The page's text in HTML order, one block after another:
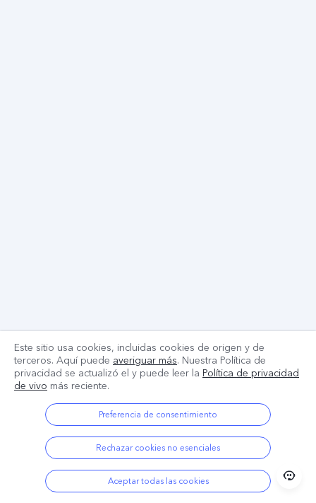
Este sitio usa cookies, incluidas cookies de origen y de
terceros. Aquí puede averiguar más. Nuestra Política de
privacidad se actualizó el y puede leer la Política de privacidad
de vivo más reciente.
Preferencia de consentimiento
Rechazar cookies no esenciales
Aceptar todas las cookies